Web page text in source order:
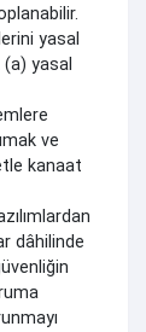
yasal
yasal
ve
kanaat
dâhilinde